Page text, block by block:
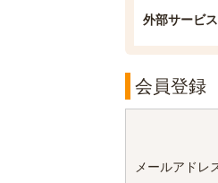
外部サービ
会員登録
メールアドレ